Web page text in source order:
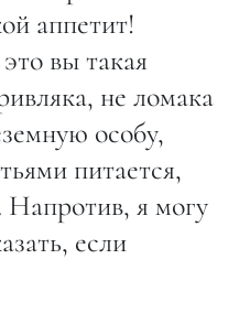
аппетит!
вы такая
не ломака
особу,
питается,
Напротив, я могу
если